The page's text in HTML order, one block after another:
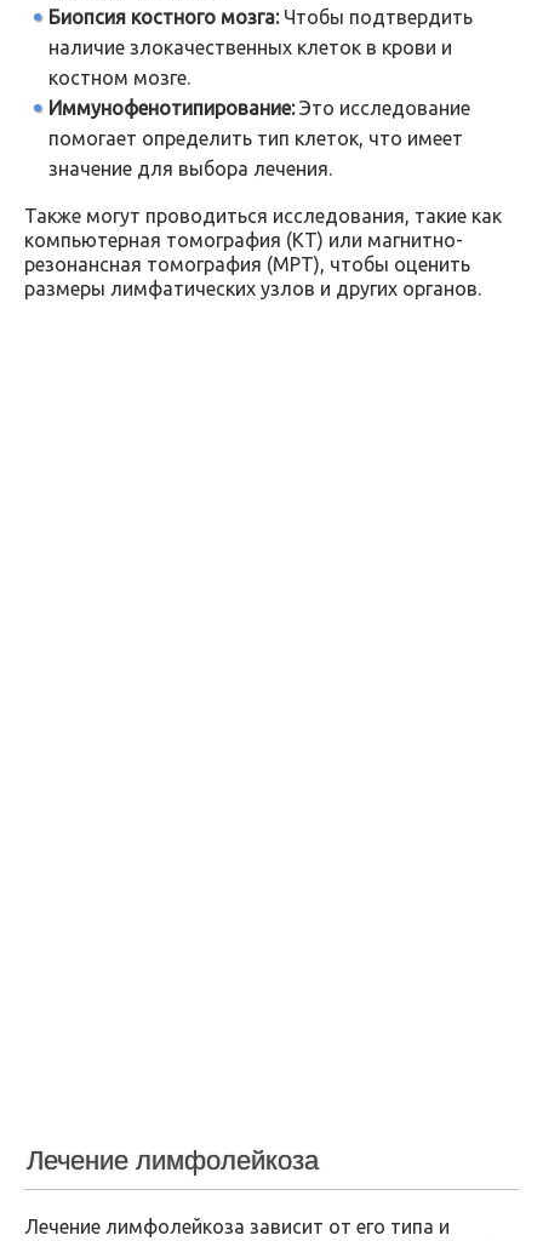
Биопсия костного мозга:Чтобы подтвердить
наличие злокачественных клеток в крови и
костном мозге.
Иммунофенотипирование:Это исследование
помогает определить тип клеток, что имеет
значение для выбора лечения.
Также могут проводиться исследования, такие как
компьютерная томография (КТ) или магнитно-
резонансная томография (МРТ), чтобы оценить
размеры лимфатических узлов и других органов.
Лечение лимфолейкоза
Лечение лимфолейкоза зависит от его типа и